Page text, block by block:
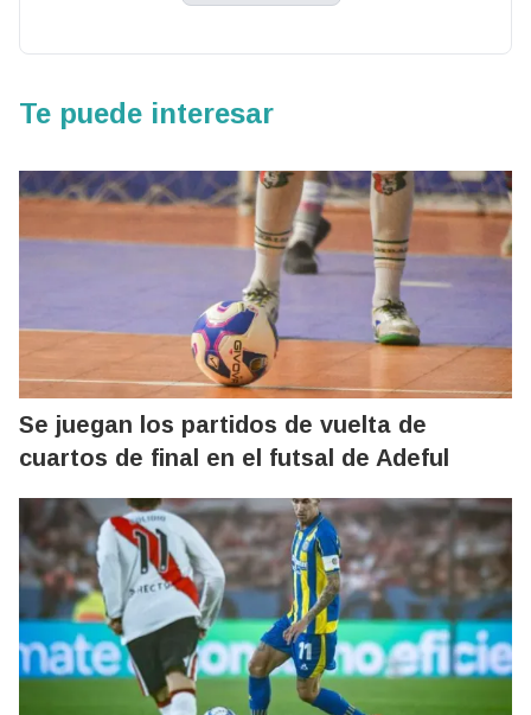
Te puede interesar
Se juegan los partidos de vuelta de
cuartos de final en el futsal de Adeful